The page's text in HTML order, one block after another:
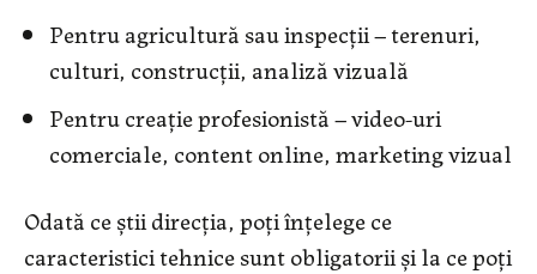
Pentru agricultură sau inspecții – terenuri,
culturi, construcții, analiză vizuală
Pentru creație profesionistă – video-uri
comerciale, content online, marketing vizual
Odată ce știi direcția, poți înțelege ce
caracteristici tehnice sunt obligatorii și la ce poți